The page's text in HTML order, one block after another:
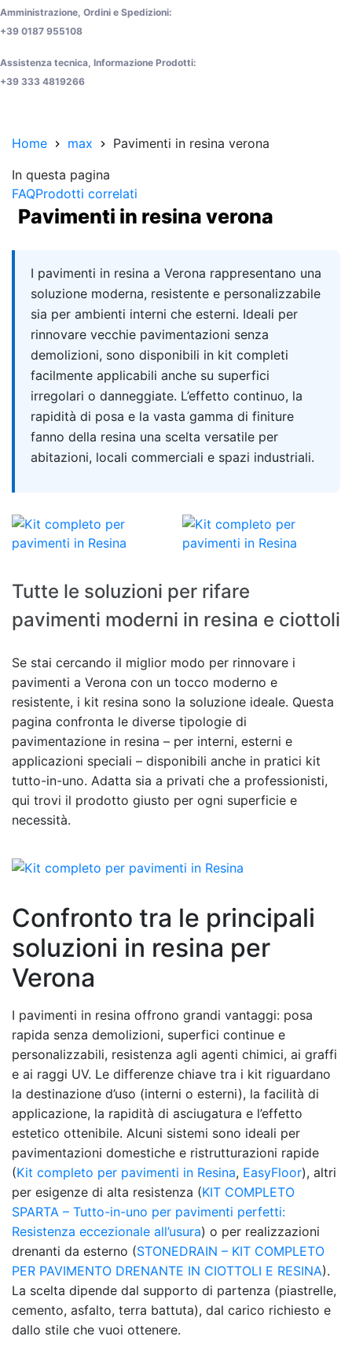
Amministrazione, Ordini e Spedizioni:
+39 0187 955108
Assistenza tecnica, Informazione Prodotti:
+39 333 4819266
Home max
Pavimenti in resina verona
In questa pagina
FAQProdotti correlati
Pavimenti in resina verona
Quick answer
I pavimenti in resina a Verona rappresentano una
soluzione moderna, resistente e personalizzabile
sia per ambienti interni che esterni. Ideali per
rinnovare vecchie pavimentazioni senza
demolizioni, sono disponibili in kit completi
facilmente applicabili anche su superfici
irregolari o danneggiate. L’effetto continuo, la
rapidità di posa e la vasta gamma di finiture
fanno della resina una scelta versatile per
abitazioni, locali commerciali e spazi industriali.
Tutte le soluzioni per rifare
pavimenti moderni in resina e ciottoli
Se stai cercando il miglior modo per rinnovare i
pavimenti a Verona con un tocco moderno e
resistente, i kit resina sono la soluzione ideale. Questa
pagina confronta le diverse tipologie di
pavimentazione in resina – per interni, esterni e
applicazioni speciali – disponibili anche in pratici kit
tutto-in-uno. Adatta sia a privati che a professionisti,
qui trovi il prodotto giusto per ogni superficie e
necessità.
Confronto tra le principali
soluzioni in resina per
Verona
I pavimenti in resina offrono grandi vantaggi: posa
rapida senza demolizioni, superfici continue e
personalizzabili, resistenza agli agenti chimici, ai graffi
e ai raggi UV. Le differenze chiave tra i kit riguardano
la destinazione d’uso (interni o esterni), la facilità di
applicazione, la rapidità di asciugatura e l’effetto
estetico ottenibile. Alcuni sistemi sono ideali per
pavimentazioni domestiche e ristrutturazioni rapide
(Kit completo per pavimenti in Resina, EasyFloor), altri
per esigenze di alta resistenza (KIT COMPLETO
SPARTA – Tutto-in-uno per pavimenti perfetti:
Resistenza eccezionale all’usura) o per realizzazioni
drenanti da esterno (STONEDRAIN – KIT COMPLETO
PER PAVIMENTO DRENANTE IN CIOTTOLI E RESINA).
La scelta dipende dal supporto di partenza (piastrelle,
cemento, asfalto, terra battuta), dal carico richiesto e
dallo stile che vuoi ottenere.